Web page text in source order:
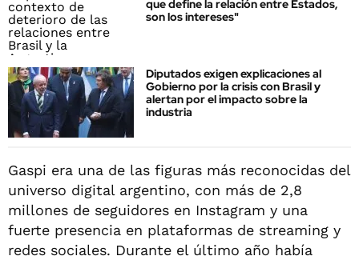
que define la relación entre Estados,
son los intereses"
Diputados exigen explicaciones al
Gobierno por la crisis con Brasil y
alertan por el impacto sobre la
industria
Gaspi era una de las figuras más reconocidas del
universo digital argentino, con más de 2,8
millones de seguidores en Instagram y una
fuerte presencia en plataformas de streaming y
redes sociales. Durante el último año había